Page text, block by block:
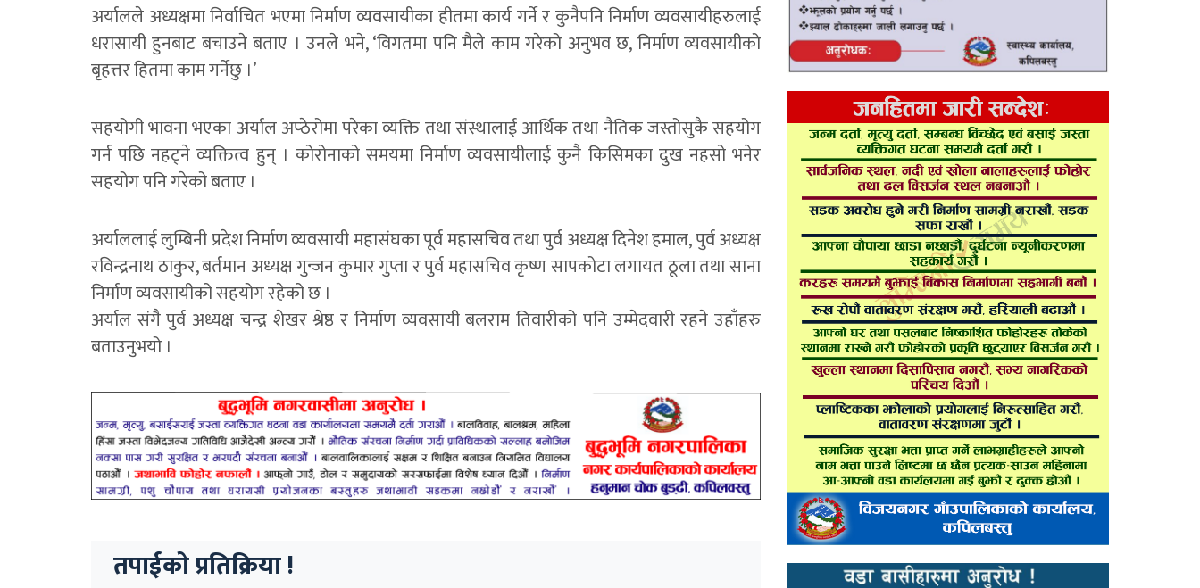
अर्यालले अध्यक्षमा निर्वाचित भएमा निर्माण व्यवसायीका हीतमा कार्य गर्ने र कुनैपनि निर्माण व्यवसायीहरुलाई
धरासायी हुनबाट बचाउने बताए । उनले भने, ‘विगतमा पनि मैले काम गरेको अनुभव छ, निर्माण व्यवसायीको
बृहत्तर हितमा काम गर्नेछु ।’
सहयोगी भावना भएका अर्याल अप्ठेरोमा परेका व्यक्ति तथा संस्थालाई आर्थिक तथा नैतिक जस्तोसुकै सहयोग
गर्न पछि नहट्ने व्यक्तित्व हुन् । कोरोनाको समयमा निर्माण व्यवसायीलाई कुनै किसिमका दुख नहसो भनेर
सहयोग पनि गरेको बताए ।
अर्याललाई लुम्बिनी प्रदेश निर्माण व्यवसायी महासंघका पूर्व महासचिव तथा पुर्व अध्यक्ष दिनेश हमाल, पुर्व अध्यक्ष
रविन्द्रनाथ ठाकुर, बर्तमान अध्यक्ष गुन्जन कुमार गुप्ता र पुर्व महासचिव कृष्ण सापकोटा लगायत ठूला तथा साना
निर्माण व्यवसायीको सहयोग रहेको छ ।
अर्याल संगै पुर्व अध्यक्ष चन्द्र शेखर श्रेष्ठ र निर्माण व्यवसायी बलराम तिवारीको पनि उम्मेदवारी रहने उहाँहरु
बताउनुभयो ।
तपाईको प्रतिक्रिया !